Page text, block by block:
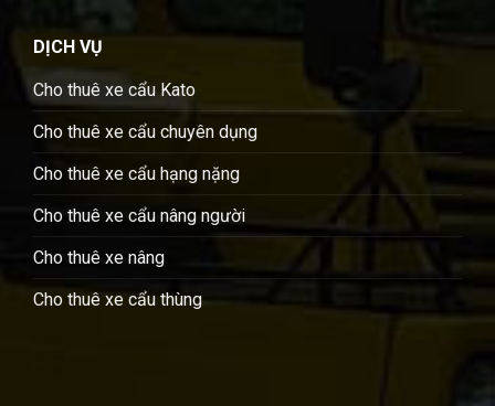
DỊCH VỤ
Cho thuê xe cẩu Kato
Cho thuê xe cẩu chuyên dụng
Cho thuê xe cẩu hạng nặng
Cho thuê xe cẩu nâng người
Cho thuê xe nâng
Cho thuê xe cẩu thùng